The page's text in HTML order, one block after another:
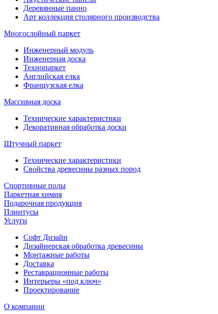
Деревянные панно
Арт коллекция столярного производства
Многослойный паркет
Инженерный модуль
Инженерная доска
Технопаркет
Английская елка
Французская елка
Массивная доска
Технические характеристики
Декоративная обработка доски
Штучный паркет
Технические характеристики
Свойства древесины разных пород
Спортивные полы
Паркетная химия
Подарочная продукция
Плинтусы
Услуги
Софт Дизайн
Дизайнерская обработка древесины
Монтажные работы
Доставка
Реставрационные работы
Интерьеры «под ключ»
Проектирование
О компании